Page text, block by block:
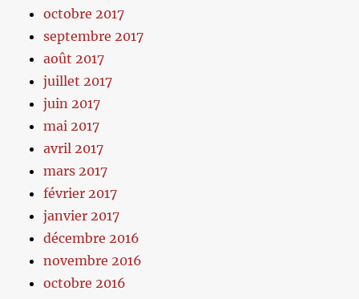
octobre 2017
septembre 2017
août 2017
juillet 2017
juin 2017
mai 2017
avril 2017
mars 2017
février 2017
janvier 2017
décembre 2016
novembre 2016
octobre 2016